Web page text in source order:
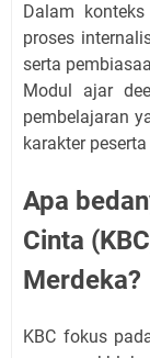
Dalam
proses
serta
Modul ajar
pembelajaran
karakter
Apa
Cinta
Merdeka?
KBC fokus